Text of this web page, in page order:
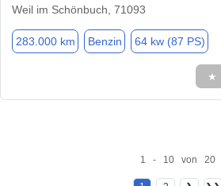
Weil im Schönbuch, 71093
283.000 km Benzin 64 kw (87 PS)
★
1 - 10 von 20